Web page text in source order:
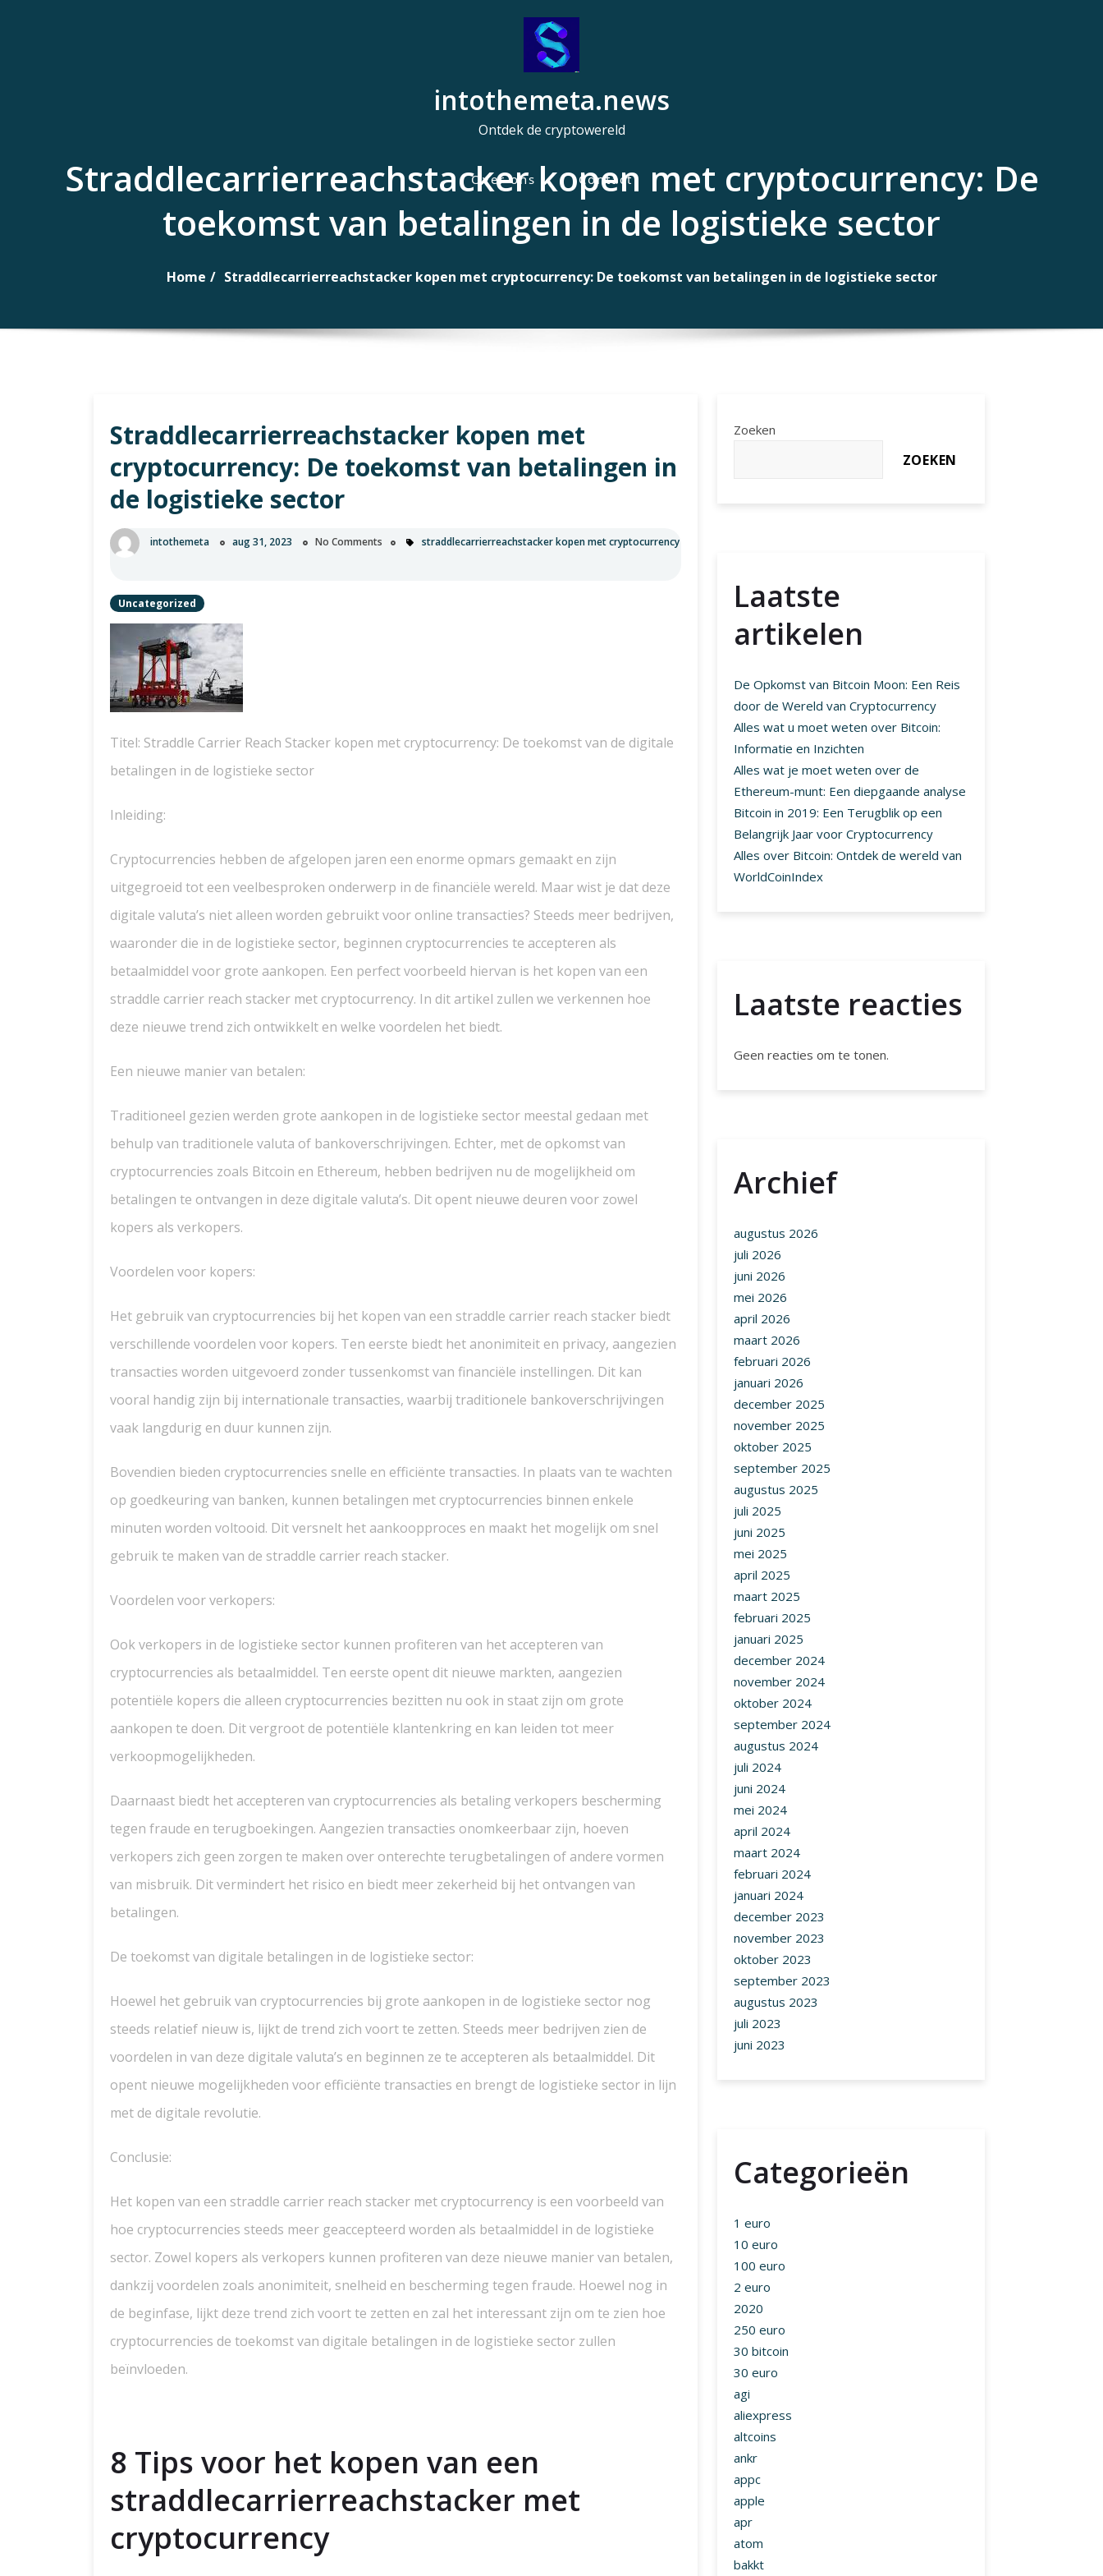
intothemeta.news
Ontdek de cryptowereld
H
o
d
e
Over ons Contact
Straddlecarrierreachstacker kopen met cryptocurrency: De
toekomst van betalingen in de logistieke sector
Home Straddlecarrierreachstacker kopen met cryptocurrency: De toekomst van betalingen in de logistieke sector
Straddlecarrierreachstacker kopen met
cryptocurrency: De toekomst van betalingen in
de logistieke sector
intothemeta aug 31, 2023 No Comments straddlecarrierreachstacker kopen met cryptocurrency
Uncategorized
Titel: Straddle Carrier Reach Stacker kopen met cryptocurrency: De toekomst van de digitale
betalingen in de logistieke sector
Inleiding:
Cryptocurrencies hebben de afgelopen jaren een enorme opmars gemaakt en zijn
uitgegroeid tot een veelbesproken onderwerp in de financiële wereld. Maar wist je dat deze
digitale valuta’s niet alleen worden gebruikt voor online transacties? Steeds meer bedrijven,
waaronder die in de logistieke sector, beginnen cryptocurrencies te accepteren als
betaalmiddel voor grote aankopen. Een perfect voorbeeld hiervan is het kopen van een
straddle carrier reach stacker met cryptocurrency. In dit artikel zullen we verkennen hoe
deze nieuwe trend zich ontwikkelt en welke voordelen het biedt.
Een nieuwe manier van betalen:
Traditioneel gezien werden grote aankopen in de logistieke sector meestal gedaan met
behulp van traditionele valuta of bankoverschrijvingen. Echter, met de opkomst van
cryptocurrencies zoals Bitcoin en Ethereum, hebben bedrijven nu de mogelijkheid om
betalingen te ontvangen in deze digitale valuta’s. Dit opent nieuwe deuren voor zowel
kopers als verkopers.
Voordelen voor kopers:
Het gebruik van cryptocurrencies bij het kopen van een straddle carrier reach stacker biedt
verschillende voordelen voor kopers. Ten eerste biedt het anonimiteit en privacy, aangezien
transacties worden uitgevoerd zonder tussenkomst van financiële instellingen. Dit kan
vooral handig zijn bij internationale transacties, waarbij traditionele bankoverschrijvingen
vaak langdurig en duur kunnen zijn.
Bovendien bieden cryptocurrencies snelle en efficiënte transacties. In plaats van te wachten
op goedkeuring van banken, kunnen betalingen met cryptocurrencies binnen enkele
minuten worden voltooid. Dit versnelt het aankoopproces en maakt het mogelijk om snel
gebruik te maken van de straddle carrier reach stacker.
Voordelen voor verkopers:
Ook verkopers in de logistieke sector kunnen profiteren van het accepteren van
cryptocurrencies als betaalmiddel. Ten eerste opent dit nieuwe markten, aangezien
potentiële kopers die alleen cryptocurrencies bezitten nu ook in staat zijn om grote
aankopen te doen. Dit vergroot de potentiële klantenkring en kan leiden tot meer
verkoopmogelijkheden.
Daarnaast biedt het accepteren van cryptocurrencies als betaling verkopers bescherming
tegen fraude en terugboekingen. Aangezien transacties onomkeerbaar zijn, hoeven
verkopers zich geen zorgen te maken over onterechte terugbetalingen of andere vormen
van misbruik. Dit vermindert het risico en biedt meer zekerheid bij het ontvangen van
betalingen.
De toekomst van digitale betalingen in de logistieke sector:
Hoewel het gebruik van cryptocurrencies bij grote aankopen in de logistieke sector nog
steeds relatief nieuw is, lijkt de trend zich voort te zetten. Steeds meer bedrijven zien de
voordelen in van deze digitale valuta’s en beginnen ze te accepteren als betaalmiddel. Dit
opent nieuwe mogelijkheden voor efficiënte transacties en brengt de logistieke sector in lijn
met de digitale revolutie.
Conclusie:
Het kopen van een straddle carrier reach stacker met cryptocurrency is een voorbeeld van
hoe cryptocurrencies steeds meer geaccepteerd worden als betaalmiddel in de logistieke
sector. Zowel kopers als verkopers kunnen profiteren van deze nieuwe manier van betalen,
dankzij voordelen zoals anonimiteit, snelheid en bescherming tegen fraude. Hoewel nog in
de beginfase, lijkt deze trend zich voort te zetten en zal het interessant zijn om te zien hoe
cryptocurrencies de toekomst van digitale betalingen in de logistieke sector zullen
beïnvloeden.
8 Tips voor het kopen van een
straddlecarrierreachstacker met
cryptocurrency
Zoeken
ZOEKEN
Laatste
artikelen
De Opkomst van Bitcoin Moon: Een Reis
door de Wereld van Cryptocurrency
Alles wat u moet weten over Bitcoin:
Informatie en Inzichten
Alles wat je moet weten over de
Ethereum-munt: Een diepgaande analyse
Bitcoin in 2019: Een Terugblik op een
Belangrijk Jaar voor Cryptocurrency
Alles over Bitcoin: Ontdek de wereld van
WorldCoinIndex
Laatste reacties
Geen reacties om te tonen.
Archief
augustus 2026
juli 2026
juni 2026
mei 2026
april 2026
maart 2026
februari 2026
januari 2026
december 2025
november 2025
oktober 2025
september 2025
augustus 2025
juli 2025
juni 2025
mei 2025
april 2025
maart 2025
februari 2025
januari 2025
december 2024
november 2024
oktober 2024
september 2024
augustus 2024
juli 2024
juni 2024
mei 2024
april 2024
maart 2024
februari 2024
januari 2024
december 2023
november 2023
oktober 2023
september 2023
augustus 2023
juli 2023
juni 2023
Categorieën
1 euro
10 euro
100 euro
2 euro
2020
250 euro
30 bitcoin
30 euro
agi
aliexpress
altcoins
ankr
appc
apple
apr
atom
bakkt